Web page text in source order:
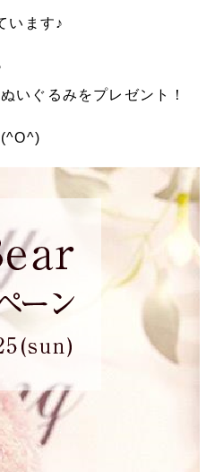
います♪
いぐるみをプレゼント！